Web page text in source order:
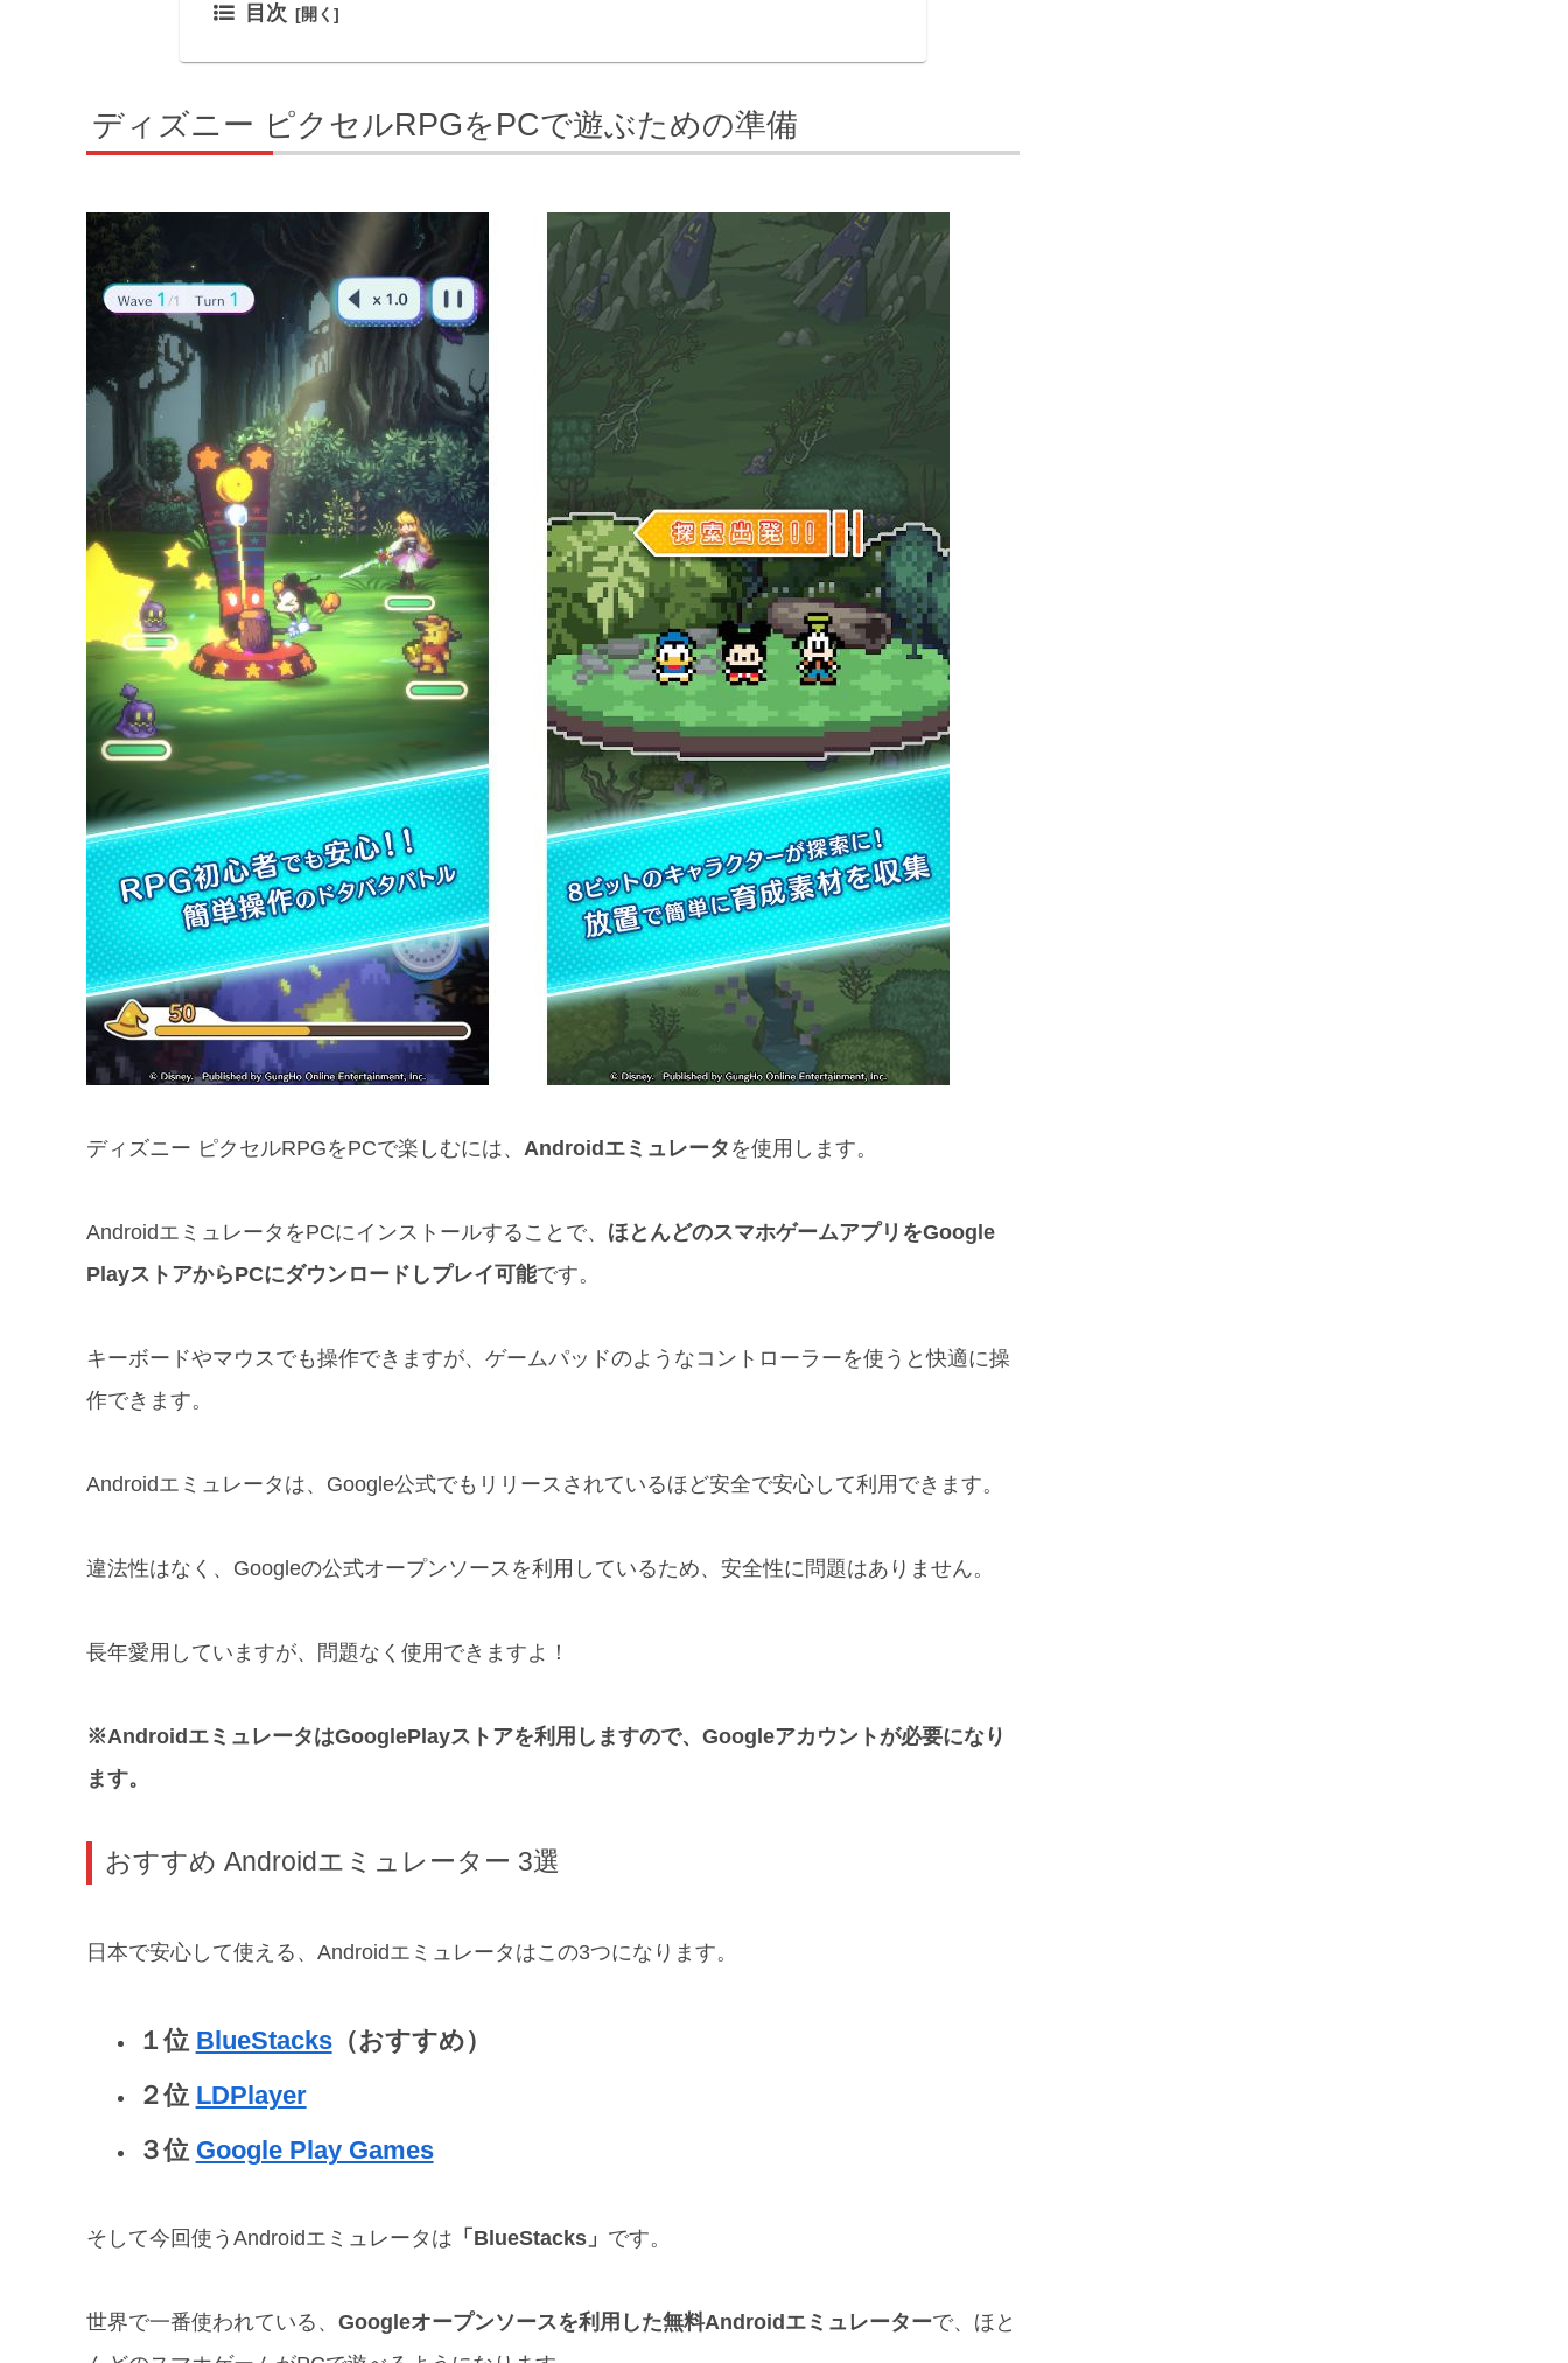
目次
ディズニー ピクセルRPGをPCで遊ぶための準備
ディズニー ピクセルRPGをPCで楽しむには、 Androidエミュレータ を使用します。
AndroidエミュレータをPCにインストールすることで、 ほとんどのスマホゲームアプリをGoogle
PlayストアからPCにダウンロードしプレイ可能です。
キーボードやマウスでも操作できますが、ゲームパッドのようなコントローラーを使うと快適に操
作できます。
Androidエミュレータは、Google公式でもリリースされているほど安全で安心して利用できます。
違法性はなく、Googleの公式オープンソースを利用しているため、安全性に問題はありません。
長年愛用していますが、問題なく使用できますよ！
※AndroidエミュレータはGooglePlayストアを利用しますので、Googleアカウントが必要になり
ます。
おすすめ Androidエミュレーター 3選
日本で安心して使える、Androidエミュレータはこの3つになります。
１位 BlueStacks（おすすめ）
２位 LDPlayer
３位 Google Play Games
そして今回使うAndroidエミュレータは 「BlueStacks」 です。
世界で一番使われている、 Googleオープンソースを利用した無料Androidエミュレーターで、ほと